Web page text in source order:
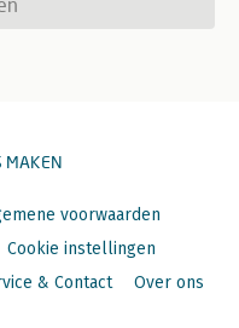
MAKEN
voorwaarden
Cookie instellingen
& Contact Over ons